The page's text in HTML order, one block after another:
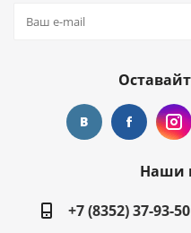
Наши
+7 (8352) 37-93-50